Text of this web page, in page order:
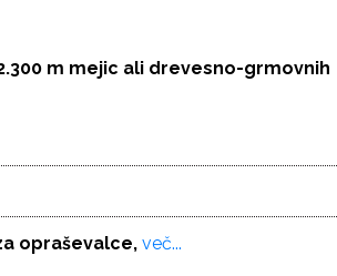
m mejic ali drevesno-grmovnih
opraševalce, več...